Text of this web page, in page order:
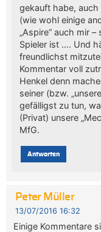
gekauft habe, auch
(wie wohl einige
„Aspire“ auch mir
Spieler ist …. Und
freundlichst
Kommentar voll
Henkel denn
seiner (bzw.
gefälligst zu tun,
(Privat) unsere
MfG.
Antworten
Peter Müller
13/07/2016 16:32
Einige Kommentare